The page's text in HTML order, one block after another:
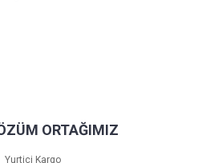
ORTAĞIMIZ